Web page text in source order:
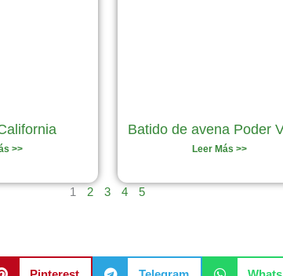
>>
Batido de avena Poder
Leer Más >>
1 2 3 4 5